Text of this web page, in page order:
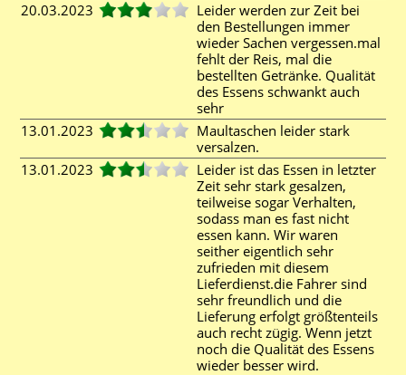
20.03.2023
Leider werden zur Zeit bei
den Bestellungen immer
wieder Sachen vergessen.mal
fehlt der Reis, mal die
bestellten Getränke. Qualität
des Essens schwankt auch
sehr
13.01.2023
Maultaschen leider stark
versalzen.
13.01.2023
Leider ist das Essen in letzter
Zeit sehr stark gesalzen,
teilweise sogar Verhalten,
sodass man es fast nicht
essen kann. Wir waren
seither eigentlich sehr
zufrieden mit diesem
Lieferdienst.die Fahrer sind
sehr freundlich und die
Lieferung erfolgt größtenteils
auch recht zügig. Wenn jetzt
noch die Qualität des Essens
wieder besser wird.